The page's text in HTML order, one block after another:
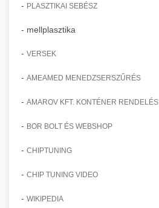
- PLASZTIKAI SEBÉSZ
- mellplasztika
- VERSEK
- AMEAMED MENEDZSERSZŰRÉS
- AMAROV KFT. KONTÉNER RENDELÉS
- BOR BOLT ÉS WEBSHOP
- CHIPTUNING
- CHIP TUNING VIDEO
- WIKIPEDIA